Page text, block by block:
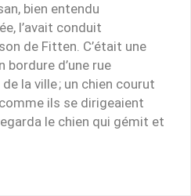
bien entendu
l’avait conduit
de Fitten. C’était une
bordure d’une rue
la ville ; un chien courut
ils se dirigeaient
le chien qui gémit et